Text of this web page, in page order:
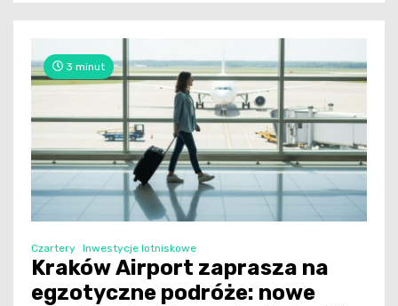
3 minut
Czartery Inwestycje lotniskowe
Kraków Airport zaprasza na
egzotyczne podróże: nowe